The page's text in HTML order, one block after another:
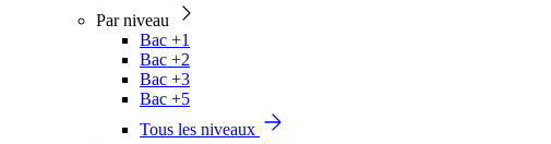
Par niveau
Bac +1
Bac +2
Bac +3
Bac +5
Tous les niveaux